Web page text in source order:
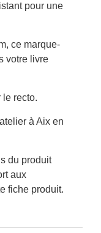
pour une
ce marque-
votre livre
le recto.
à Aix en
du produit
aux
fiche produit.